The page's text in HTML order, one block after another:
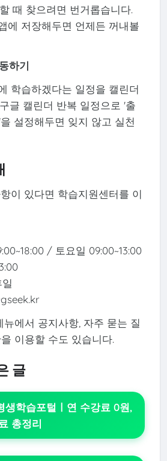
때 찾으려면 번거롭습니다.
에 저장해두면 언제든 꺼내볼
하기
학습하겠다는 일정을 캘린더
글 캘린더 반복 일정으로 '출
설정해두면 잊지 않고 실천
이 있다면 학습지원센터를 이
/ 토요일 09:00~13:00
에서 공지사항, 자주 묻는 질
을 이용할 수도 있습니다.
글
생학습포털ㅣ연 수강료 0원,
총정리